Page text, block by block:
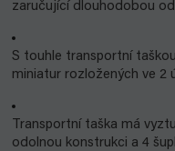
zaručující dlouhodobou
S touhle transportní
miniatur rozložených ve 2
Transportní taška má
odolnou konstrukci a 4